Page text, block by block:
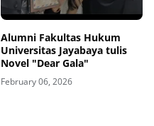
Alumni Fakultas Hukum
Universitas Jayabaya tulis
Novel "Dear Gala"
February 06, 2026